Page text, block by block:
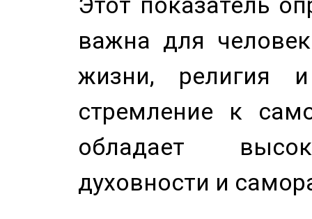
важна для
жизни, религия
стремление к
обладает
духовности и